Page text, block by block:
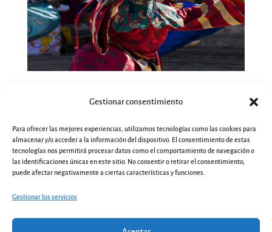
Gestionar consentimiento
Para ofrecer las mejores experiencias, utilizamos tecnologías como las cookies para
almacenar y/o acceder a la información del dispositivo. El consentimiento de estas
tecnologías nos permitirá procesar datos como el comportamiento de navegación o
las identificaciones únicas en este sitio. No consentir o retirar el consentimiento,
puede afectar negativamente a ciertas características y funciones.
Gestionar los servicios
EXPERIENCIAS EN BHUTAN